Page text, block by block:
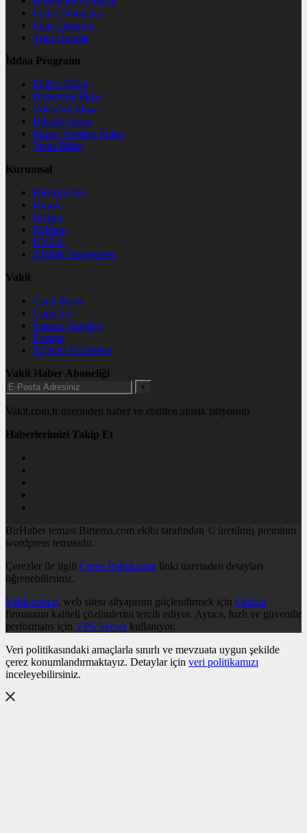
Futbol Sonuçlar
Puan Durumu
Tüm Oranlar
İddaa Programı
Futbol İddaa
Basketbol İddaa
Voleybol İddaa
Bilardo İddaa
Motor Sporları İddaa
Tenis İddaa
Kurumsal
Hakkımızda
Künye
İletişim
Reklam
KVKK
Gizlilik Sözleşmesi
Vakit
Canlı Borsa
Canlı TV
Namaz Vakitleri
Eczane
Nöbetçi Eczaneler
Vakit Haber Aboneliği
+
Vakit.com.tr üzerinden haber ve ebülten almak istiyorum
Haberlerimizi Takip Et
BirHaber teması Birtema.com ekibi tarafından © üretilmiş premium
wordpress temasıdır.
Çerezler ile ilgili Çerez Politikamız linki üzerinden detayları
öğrenebilirsiniz.
Vakit.com.tr, web sitesi altyapısını güçlendirmek için Cenuta
firmasının kaliteli çözümlerini tercih ediyor. Ayrıca, hızlı ve güvenilir
performans için VPS Serverkullanıyor.
Veri politikasındaki amaçlarla sınırlı ve mevzuata uygun şekilde
çerez konumlandırmaktayız. Detaylar için veri politikamızı
inceleyebilirsiniz.